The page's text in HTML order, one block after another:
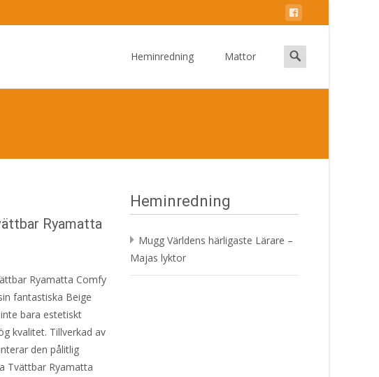
Heminredning Mattor
Search
for:
Ryamatta
Ryamatta Comfy
fantastiska Beige
bara estetiskt
kvalitet. Tillverkad av
den pålitlig
Tvättbar Ryamatta
Heminredning
Mugg Världens härligaste Lärare –
Majas lyktor